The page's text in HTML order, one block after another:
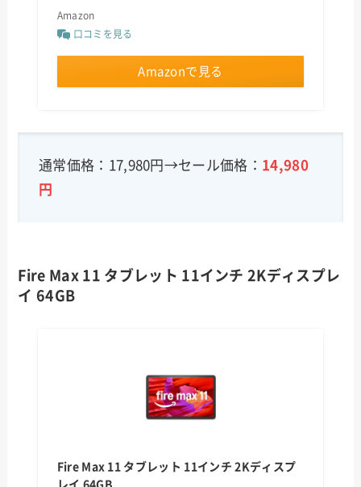
Amazon
口コミを見る
Amazonで見る
通常価格：17,980円→セール価格： 14,980
円
Fire Max 11 タブレット 11インチ 2Kディスプレ
イ 64GB
Fire Max 11 タブレット 11インチ 2Kディスプ
レイ 64GB